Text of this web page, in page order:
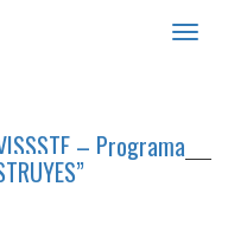
Toggle
– Programa